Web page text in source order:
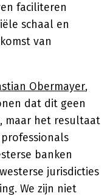
faciliteren
schaal en
van
Obermayer,
dat dit geen
maar het resultaat
banken
jurisdicties
We zijn niet